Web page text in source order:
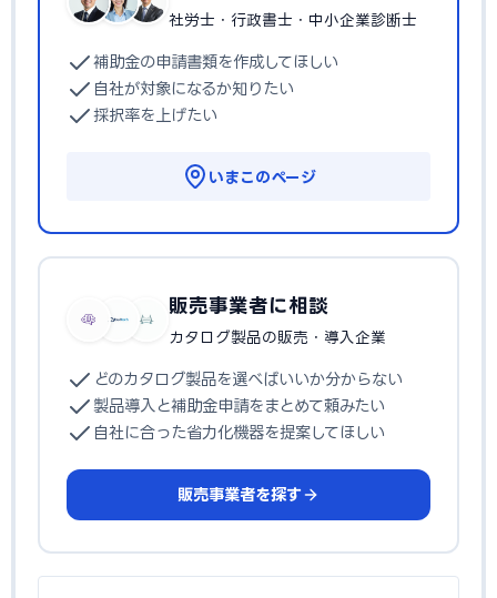
社労士・行政書士・中小企業診断士
補助金の申請書類を作成してほしい
自社が対象になるか知りたい
採択率を上げたい
いまこのページ
販売事業者に相談
カタログ製品の販売・導入企業
どのカタログ製品を選べばいいか分からない
製品導入と補助金申請をまとめて頼みたい
自社に合った省力化機器を提案してほしい
販売事業者を探す